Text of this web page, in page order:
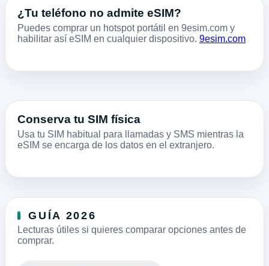
¿Tu teléfono no admite eSIM?
Puedes comprar un hotspot portátil en 9esim.com y
habilitar así eSIM en cualquier dispositivo. 9esim.com
Conserva tu SIM física
Usa tu SIM habitual para llamadas y SMS mientras la
eSIM se encarga de los datos en el extranjero.
GUÍA 2026
Lecturas útiles si quieres comparar opciones antes de
comprar.